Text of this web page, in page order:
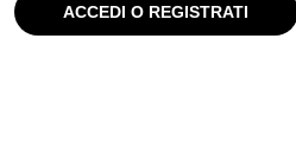
ACCEDI O REGISTRATI